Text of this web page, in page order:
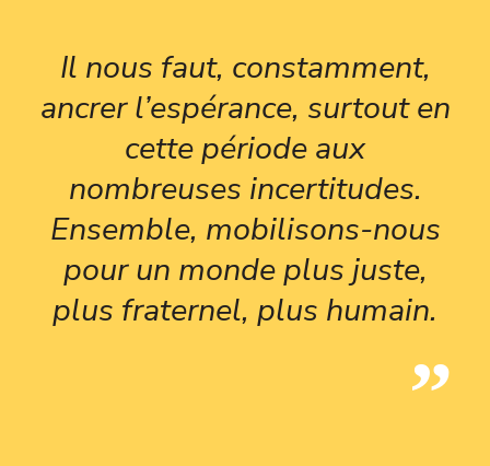
Il nous faut, constamment,
ancrer l’espérance, surtout en
cette période aux
nombreuses incertitudes.
Ensemble, mobilisons-nous
pour un monde plus juste,
plus fraternel, plus humain.